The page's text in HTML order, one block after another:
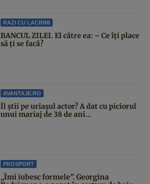
RAZI CU LACRIMI
BANCUL ZILEI. El către ea: – Ce îți place
să ți se facă?
AVANTAJE.RO
Îl știi pe uriașul actor? A dat cu piciorul
unui mariaj de 38 de ani...
PROSPORT
„Îmi iubesc formele”. Georgina